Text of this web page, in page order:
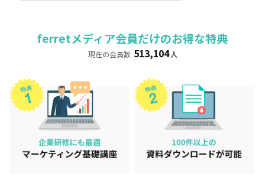
ferretメディア会員だけのお得な特典
現在の会員数 513,104 人